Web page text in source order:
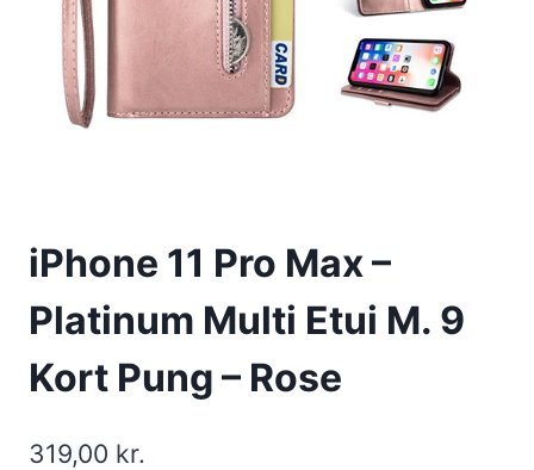
iPhone 11 Pro Max –
Platinum Multi Etui M. 9
Kort Pung – Rose
319,00 kr.